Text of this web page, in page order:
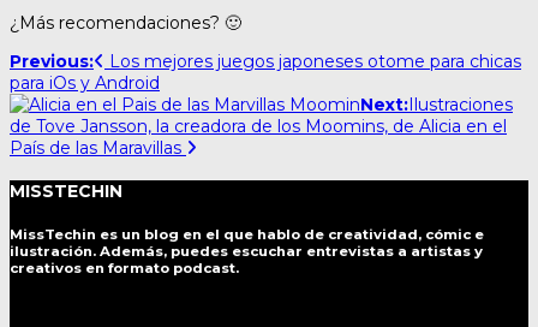
¿Más recomendaciones? 🙂
Post
navigation
Previous:
Los mejores juegos japoneses otome para chicas
para iOs y Android
Next:Ilustraciones
de Tove Jansson, la creadora de los Moomins, de Alicia en el
País de las Maravillas
MISSTECHIN
MissTechin es un blog en el que hablo de creatividad, cómic e
ilustración. Además, puedes escuchar entrevistas a artistas y
creativos en formato podcast.